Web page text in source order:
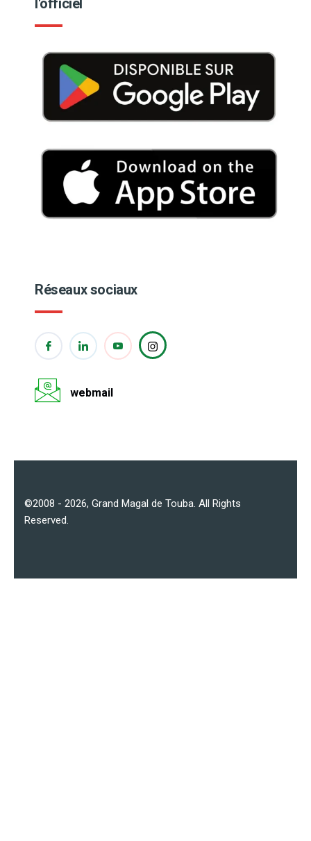
l'officiel
Réseaux sociaux
webmail
©2008 - 2026, Grand Magal de Touba. All Rights
Reserved.